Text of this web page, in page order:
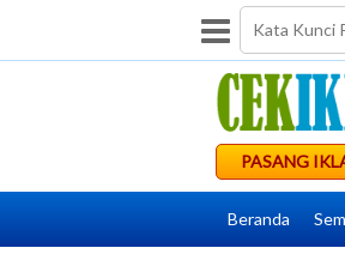
PASANG
Beranda